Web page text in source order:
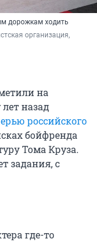
дорожкам ходить
организация,
на
назад
российского
бойфренда
Тома Круза.
задания, с
где-то